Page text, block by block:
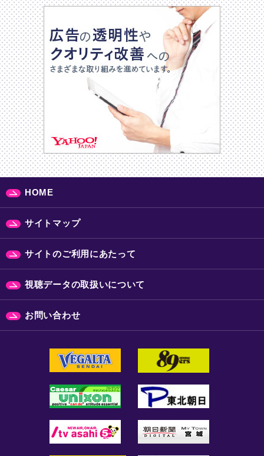
HOME
サイトマップ
サイトのご利用にあたって
視聴データの取扱いについて
お問い合わせ